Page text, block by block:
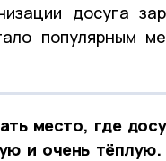
досуга
популярным
место, где
и очень